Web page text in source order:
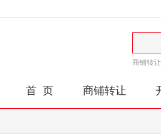
商铺转让
首 页 商铺转让